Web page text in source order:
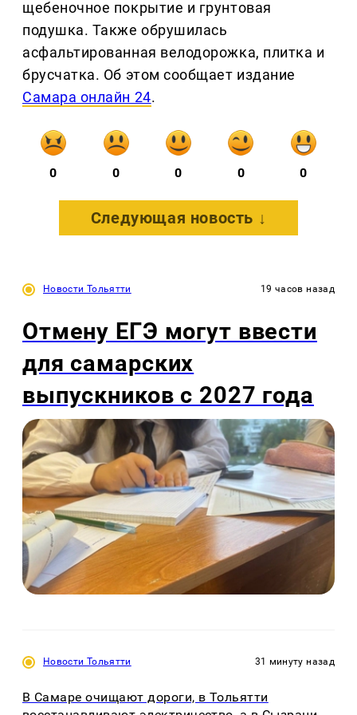
щебеночное покрытие и грунтовая
подушка. Также обрушилась
асфальтированная велодорожка, плитка и
брусчатка. Об этом сообщает издание
Самара онлайн 24.
0 0 0 0 0
Следующая новость ↓
Новости Тольятти 19 часов назад
Отмену ЕГЭ могут ввести
для самарских
выпускников с 2027 года
Новости Тольятти 31 минуту назад
В Самаре очищают дороги, в Тольятти